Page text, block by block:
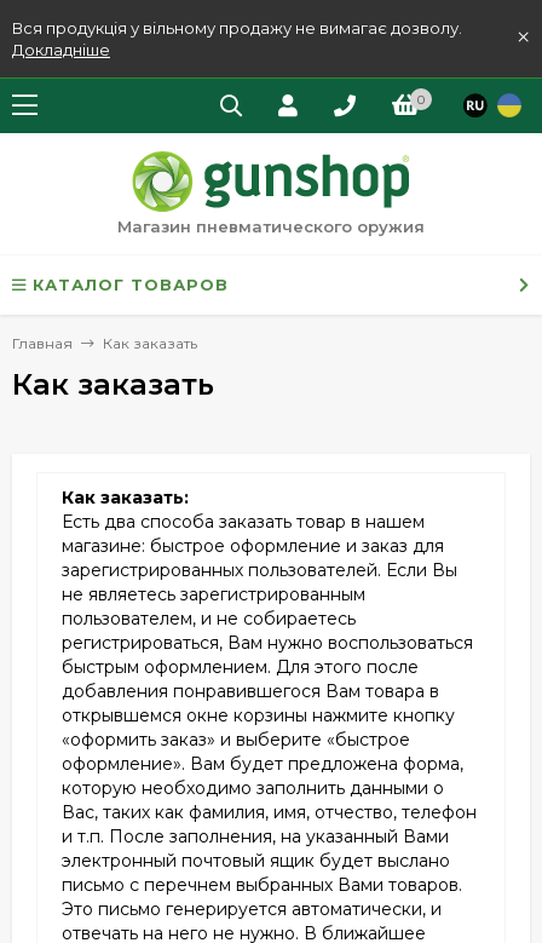
Вся продукція у вільному продажу не вимагає дозволу.
Докладніше
×
0
Магазин пневматического оружия
КАТАЛОГ ТОВАРОВ
Главная Как заказать
Как заказать
Как заказать:
Есть два способа заказать товар в нашем
магазине: быстрое оформление и заказ для
зарегистрированных пользователей. Если Вы
не являетесь зарегистрированным
пользователем, и не собираетесь
регистрироваться, Вам нужно воспользоваться
быстрым оформлением. Для этого после
добавления понравившегося Вам товара в
открывшемся окне корзины нажмите кнопку
«оформить заказ» и выберите «быстрое
оформление». Вам будет предложена форма,
которую необходимо заполнить данными о
Вас, таких как фамилия, имя, отчество, телефон
и т.п. После заполнения, на указанный Вами
электронный почтовый ящик будет выслано
письмо с перечнем выбранных Вами товаров.
Это письмо генерируется автоматически, и
отвечать на него не нужно. В ближайшее